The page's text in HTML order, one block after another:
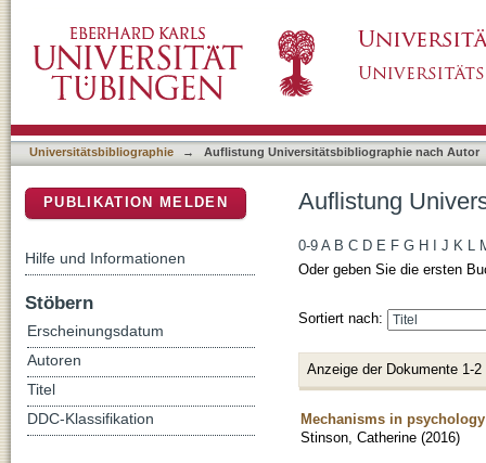
Universitätsbibliographie → Auflistung Universitätsbibliographie nach Autor
Auflistung
0-9 A B C D E F G H J K L
Oder geben Sie die ersten
Sortiert nach:
Anzeige der Dokumente 1-2
Mechanisms in
Stinson, Catherine (2016)
PUBLIKATION MELDEN
Hilfe und Informationen
Stöbern
Erscheinungsdatum
Autoren
Titel
DDC-Klassifikation